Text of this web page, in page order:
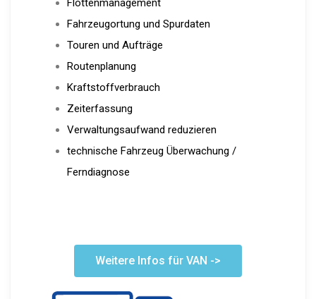
Flottenmanagement
Fahrzeugortung und Spurdaten
Touren und Aufträge
Routenplanung
Kraftstoffverbrauch
Zeiterfassung
Verwaltungsaufwand reduzieren
technische Fahrzeug Überwachung /
Ferndiagnose
Weitere Infos für VAN ->